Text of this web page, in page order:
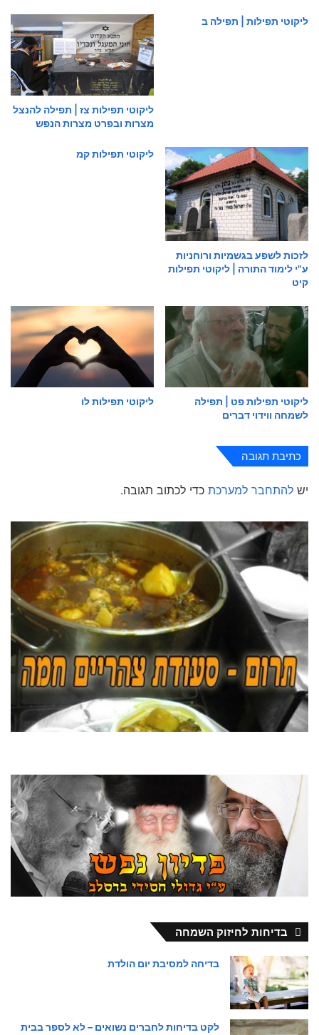
ליקוטי תפילות | תפילה ב
ליקוטי תפילות צז | תפילה להנצל
מצרות ובפרט מצרות הנפש
לזכות לשפע בגשמיות ורוחניות
ע"י לימוד התורה | ליקוטי תפילות
קיט
ליקוטי תפילות קמ
ליקוטי תפילות פט | תפילה
לשמחה ווידוי דברים
ליקוטי תפילות לו
כתיבת תגובה
יש להתחבר למערכת כדי לכתוב תגובה.
בדיחות לחיזוק השמחה
בדיחה למסיבת יום הולדת
לקט בדיחות לחברים נשואים – לא לספר בבית